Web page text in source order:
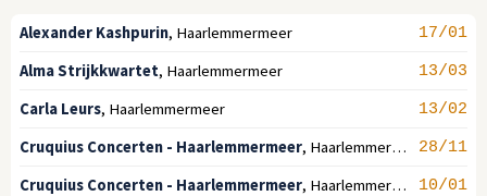
17/01
Alexander Kashpurin, Haarlemmermeer
13/03
Alma Strijkkwartet, Haarlemmermeer
13/02
Carla Leurs, Haarlemmermeer
28/11
Cruquius Concerten - Haarlemmermeer, Haarlemmermeer
10/01
Cruquius Concerten - Haarlemmermeer, Haarlemmermeer